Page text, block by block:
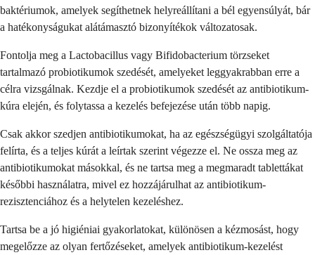
baktériumok, amelyek segíthetnek helyreállítani a bél egyensúlyát, bár
a hatékonyságukat alátámasztó bizonyítékok változatosak.
Fontolja meg a Lactobacillus vagy Bifidobacterium törzseket
tartalmazó probiotikumok szedését, amelyeket leggyakrabban erre a
célra vizsgálnak. Kezdje el a probiotikumok szedését az antibiotikum-
kúra elején, és folytassa a kezelés befejezése után több napig.
Csak akkor szedjen antibiotikumokat, ha az egészségügyi szolgáltatója
felírta, és a teljes kúrát a leírtak szerint végezze el. Ne ossza meg az
antibiotikumokat másokkal, és ne tartsa meg a megmaradt tablettákat
későbbi használatra, mivel ez hozzájárulhat az antibiotikum-
rezisztenciához és a helytelen kezeléshez.
Tartsa be a jó higiéniai gyakorlatokat, különösen a kézmosást, hogy
megelőzze az olyan fertőzéseket, amelyek antibiotikum-kezelést